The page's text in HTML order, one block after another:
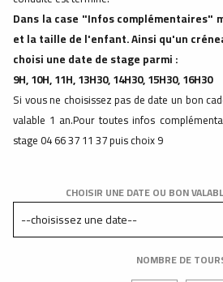
Dans la case "Infos complémentaires"
et la taille de l'enfant. Ainsi qu'un
choisi une date de stage parmi :
9H, 10H, 11H, 13H30, 14H30, 15H30, 16H30
Si vous ne choisissez pas de date un bon
valable 1 an.Pour toutes infos
stage 04 66 37 11 37 puis choix 9
CHOISIR UNE DATE OU BON
NOMBRE DE